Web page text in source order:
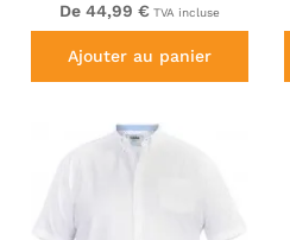
De 44,99 € TVA incluse
Ajouter au panier